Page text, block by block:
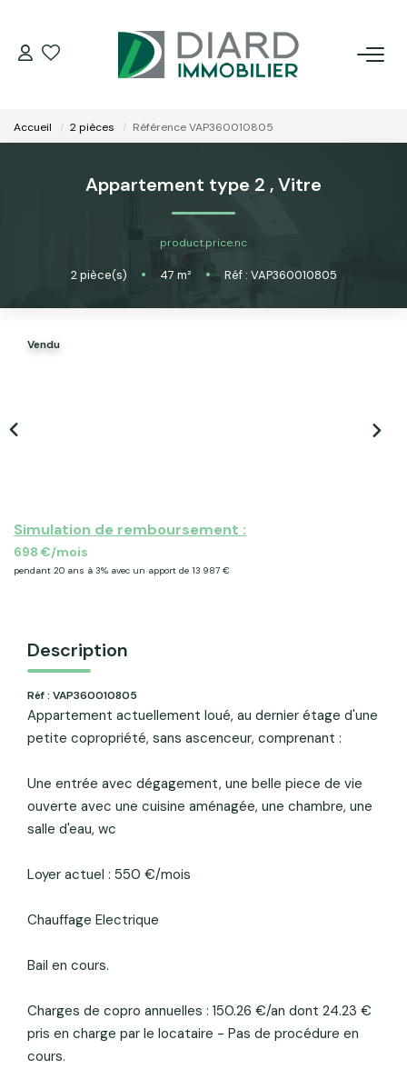
LOUER
VENDRE / ESTIMER
FAIRE GÉRER SON BIEN
EXTRANET
Accueil 2 pièces Référence VAP360010805
Appartement type 2 ,Vitre
product.price.nc
2pièce(s) • 47 m² • Réf : VAP360010805
Vendu
Simulation de remboursement :
698 €/mois
pendant 20 ans à 3% avec un apport de 13 987 €
Description
Réf : VAP360010805
Appartement actuellement loué, au dernier étage d'une
petite copropriété, sans ascenceur, comprenant :
Une entrée avec dégagement, une belle piece de vie
ouverte avec une cuisine aménagée, une chambre, une
salle d'eau, wc
Loyer actuel : 550 €/mois
Chauffage Electrique
Bail en cours.
Charges de copro annuelles : 150.26 €/an dont 24.23 €
pris en charge par le locataire - Pas de procédure en
cours.